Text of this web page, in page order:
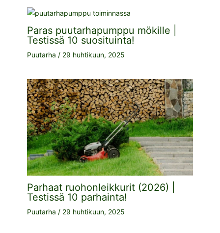
Paras puutarhapumppu mökille |
Testissä 10 suosituinta!
Puutarha / 29 huhtikuun, 2025
Parhaat ruohonleikkurit (2026) |
Testissä 10 parhainta!
Puutarha / 29 huhtikuun, 2025